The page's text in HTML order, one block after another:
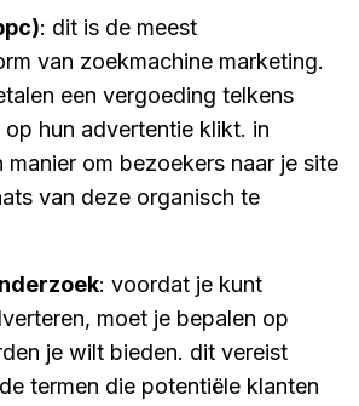
: dit is de meest
van zoekmachine marketing.
een vergoeding telkens
hun advertentie klikt. in
manier om bezoekers naar je site
van deze organisch te
: voordat je kunt
moet je bepalen op
je wilt bieden. dit vereist
termen die potentiële klanten